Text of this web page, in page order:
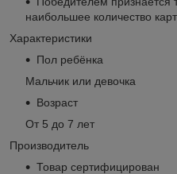
наибольшее количество
Характеристики
Пол ребёнка
Мальчик или девочка
Возраст
От 5 до 7 лет
Производитель
Товар сертифицирован